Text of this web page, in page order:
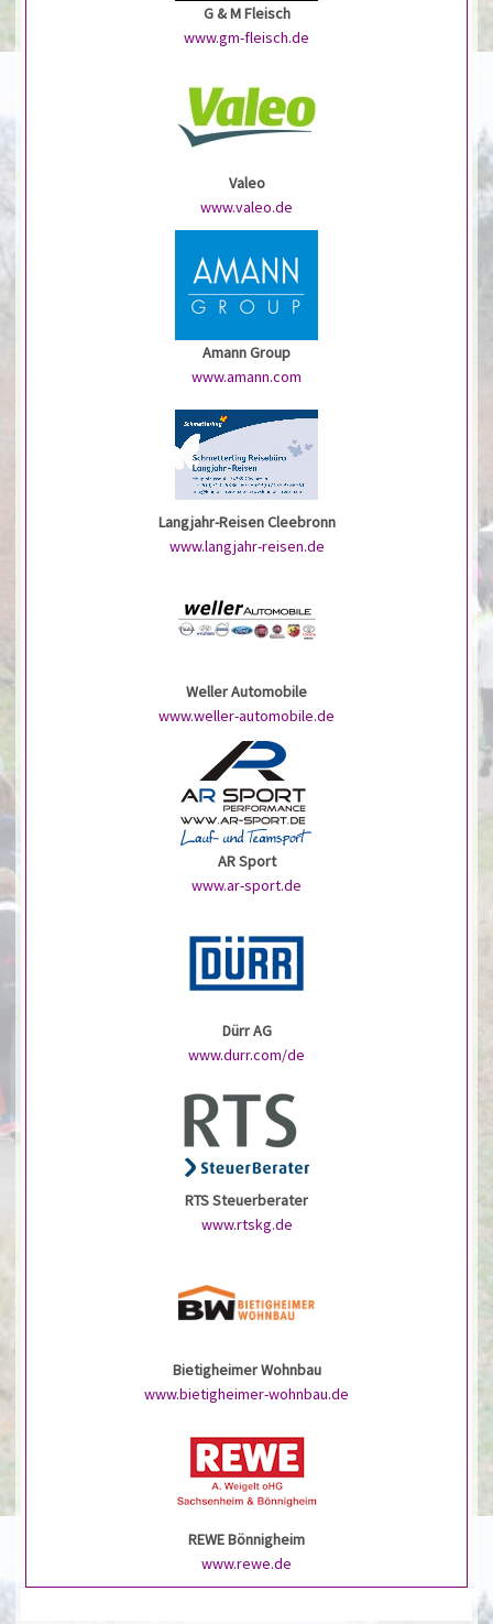
G & M Fleisch
www.gm-fleisch.de
Valeo
www.valeo.de
Amann Group
www.amann.com
Langjahr-Reisen Cleebronn
www.langjahr-reisen.de
Weller Automobile
www.weller-automobile.de
AR Sport
www.ar-sport.de
Dürr AG
www.durr.com/de
RTS Steuerberater
www.rtskg.de
Bietigheimer Wohnbau
www.bietigheimer-wohnbau.de
REWE Bönnigheim
www.rewe.de